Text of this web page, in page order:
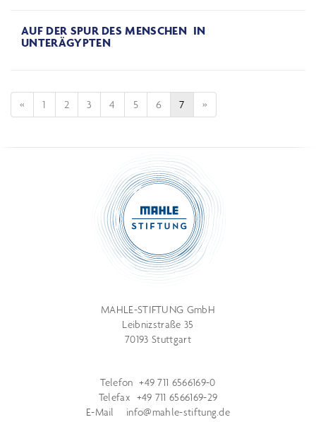
AUF DER SPUR DES MENSCHEN IN
UNTERÄGYPTEN
« 1 2 3 4 5 6 7 »
MAHLE-STIFTUNG GmbH
Leibnizstraße 35
70193 Stuttgart
Telefon +49 711 6566169-0
Telefax +49 711 6566169-29
E-Mail info@mahle-stiftung.de